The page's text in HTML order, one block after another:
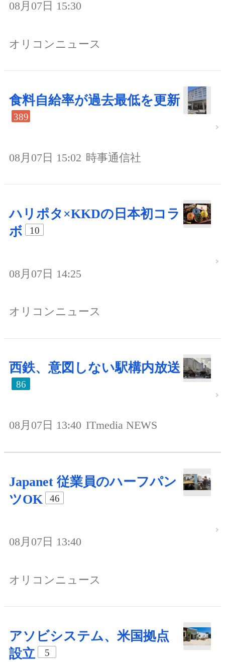
08月07日 15:30
オリコンニュース
食料自給率が過去最低を更新
389
08月07日 15:02 時事通信社
ハリポタ×KKDの日本初コラ
ボ
10
08月07日 14:25
オリコンニュース
西鉄、意図しない駅構内放送
86
08月07日 13:40 ITmedia NEWS
Japanet 従業員のハーフパン
ツOK
46
08月07日 13:40
オリコンニュース
アソビシステム、米国拠点
設立
5